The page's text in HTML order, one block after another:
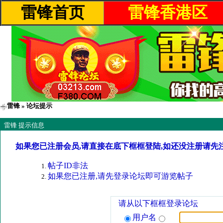
雷锋首页 雷锋香港区
雷锋 » 论坛提示
雷锋 提示信息
如果您已注册会员,请直接在底下框框登陆,如还没注册请先
帖子ID非法
如果您已注册,请先登录论坛即可游览帖子
请从以下框框登录论坛
用户名